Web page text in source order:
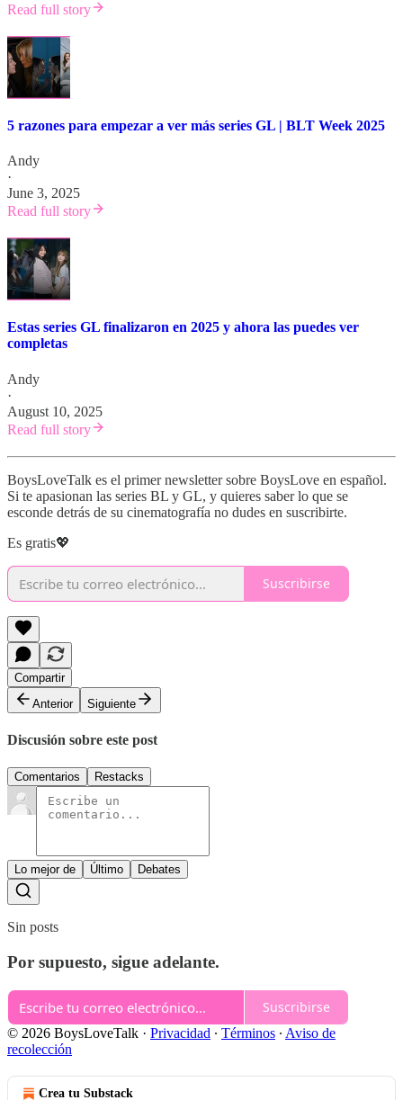
Read full story
5 razones para empezar a ver más series GL | BLT Week 2025
Andy
·
June 3, 2025
Read full story
Estas series GL finalizaron en 2025 y ahora las puedes ver
completas
Andy
·
August 10, 2025
Read full story
BoysLoveTalk es el primer newsletter sobre BoysLove en español.
Si te apasionan las series BL y GL, y quieres saber lo que se
esconde detrás de su cinematografía no dudes en suscribirte.
Es gratis💖
Suscribirse
Compartir
Anterior
Siguiente
Discusión sobre este post
Comentarios Restacks
Lo mejor de Último Debates
Sin posts
Por supuesto, sigue adelante.
Suscribirse
© 2026 BoysLoveTalk · Privacidad ∙ Términos ∙ Aviso de
recolección
Crea tu Substack